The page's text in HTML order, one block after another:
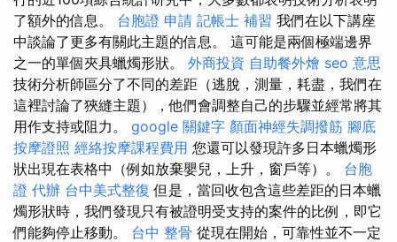
了額外的信息。 台胞證 申請 記帳士 補習 我們在以下講座
中談論了更多有關此主題的信息。 這可能是兩個極端邊界
之一的單個夾具蠟燭形狀。 外商投資 自助餐外燴 seo 意思
技術分析師區分了不同的差距（逃脫，測量，耗盡，我們在
這裡討論了狹縫主題），他們會調整自己的步驟並經常將其
用作支持或阻力。 google 關鍵字 顏面神經失調撥筋 腳底
按摩證照 經絡按摩課程費用 您還可以發現許多日本蠟燭形
狀出現在表格中（例如放棄嬰兒，上升，窗戶等）。 台胞
證 代辦 台中美式整復 但是，當回收包含這些差距的日本蠟
燭形狀時，我們發現只有被證明受支持的案件的比例，即它
們能夠停止移動。 台中 整骨 從現在開始，可靠性並不一定